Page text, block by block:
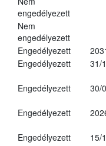
engedélyezett
Nem
engedélyezett
Engedélyezett
Engedélyezett
31/
Engedélyezett 30/
Engedélyezett
Engedélyezett 15/